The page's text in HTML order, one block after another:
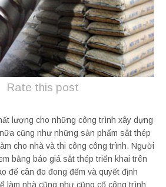
Rate this post
lượng cho những công trình xây dựng
cũng như những sản phẩm sắt thép
cho nhà và thi công công trình. Người
bảng báo giá sắt thép triển khai trên
để cân đo đong đếm và quyết định
làm nhà cũng như cũng cố công trình